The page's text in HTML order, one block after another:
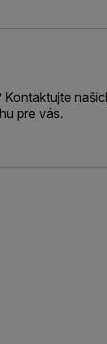
Kontaktujte
pre vás.